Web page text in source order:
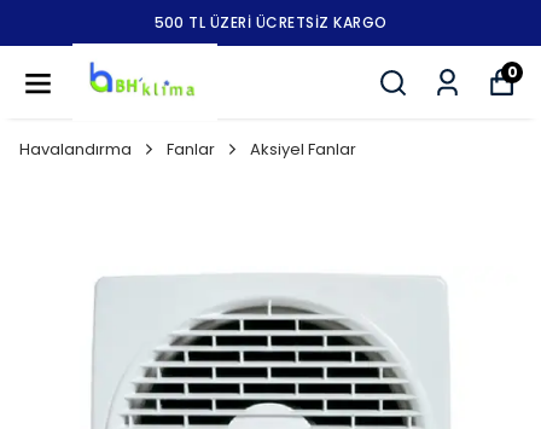
500 TL ÜZERİ ÜCRETSİZ KARGO
0
Havalandırma Fanlar Aksiyel Fanlar